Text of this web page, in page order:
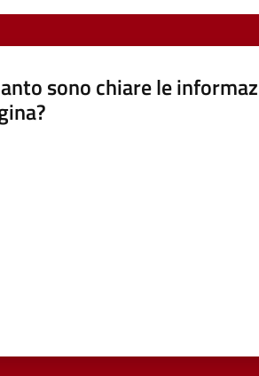
sono chiare le